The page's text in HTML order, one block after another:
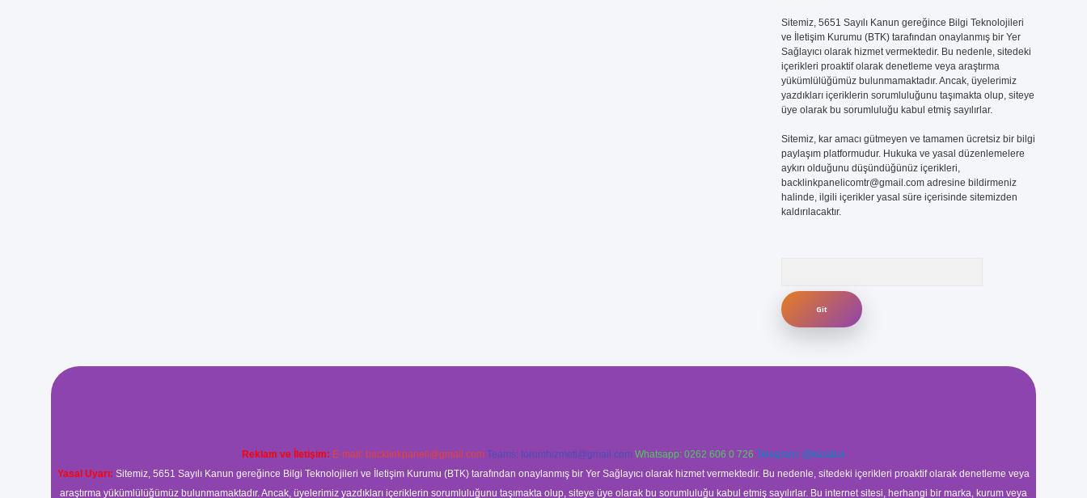
Sitemiz, 5651 Sayılı Kanun gereğince Bilgi Teknolojileri
ve İletişim Kurumu (BTK) tarafından onaylanmış bir Yer
Sağlayıcı olarak hizmet vermektedir. Bu nedenle, sitedeki
içerikleri proaktif olarak denetleme veya araştırma
yükümlülüğümüz bulunmamaktadır. Ancak, üyelerimiz
yazdıkları içeriklerin sorumluluğunu taşımakta olup, siteye
üye olarak bu sorumluluğu kabul etmiş sayılırlar.
Sitemiz, kar amacı gütmeyen ve tamamen ücretsiz bir bilgi
paylaşım platformudur. Hukuka ve yasal düzenlemelere
aykırı olduğunu düşündüğünüz içerikleri,
backlinkpanelicomtr@gmail.comadresine bildirmeniz
halinde, ilgili içerikler yasal süre içerisinde sitemizden
kaldırılacaktır.
Reklam ve İletişim: E-mail: backlinkpaneli@gmail.com Teams: forumhizmeti@gmail.com Whatsapp: 0262 606 0 726 Telegram: @karabul
Yasal Uyarı: Sitemiz, 5651 Sayılı Kanun gereğince Bilgi Teknolojileri ve İletişim Kurumu (BTK) tarafından onaylanmış bir Yer Sağlayıcı olarak hizmet vermektedir. Bu nedenle, sitedeki içerikleri proaktif olarak denetleme veya
araştırma yükümlülüğümüz bulunmamaktadır. Ancak, üyelerimiz yazdıkları içeriklerin sorumluluğunu taşımakta olup, siteye üye olarak bu sorumluluğu kabul etmiş sayılırlar. Bu internet sitesi, herhangi bir marka, kurum veya